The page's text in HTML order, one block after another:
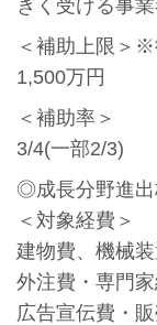
きく受ける事
＜補助上限＞
1,500万円
＜補助率＞
3/4(一部2/3)
◎成長分野進出
＜対象経費＞
建物費、機械
外注費・専門家
広告宣伝費・